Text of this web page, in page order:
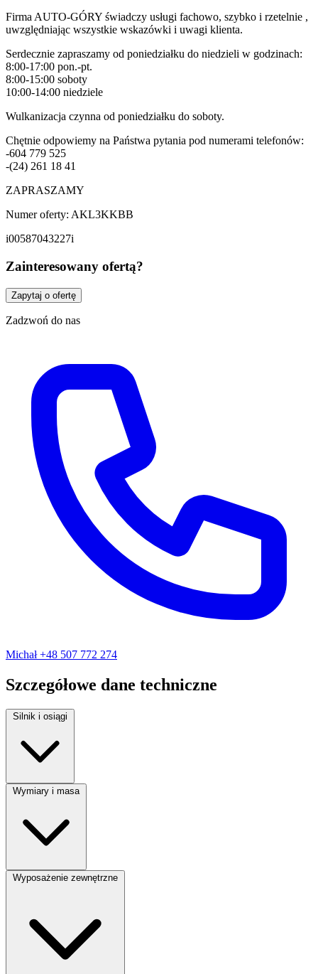
Firma AUTO-GÓRY świadczy usługi fachowo, szybko i rzetelnie ,
uwzględniając wszystkie wskazówki i uwagi klienta.
Serdecznie zapraszamy od poniedziałku do niedzieli w godzinach:
8:00-17:00 pon.-pt.
8:00-15:00 soboty
10:00-14:00 niedziele
Wulkanizacja czynna od poniedziałku do soboty.
Chętnie odpowiemy na Państwa pytania pod numerami telefonów:
-604 779 525
-(24) 261 18 41
ZAPRASZAMY
Numer oferty: AKL3KKBB
i00587043227i
Zainteresowany ofertą?
Zapytaj o ofertę
Zadzwoń do nas
Michał +48 507 772 274
Szczegółowe dane techniczne
Silnik i osiągi
Rodzaj paliwa:Diesel
Wymiary i masa
Liczba miejsc: 2
Wyposażenie zewnętrzne